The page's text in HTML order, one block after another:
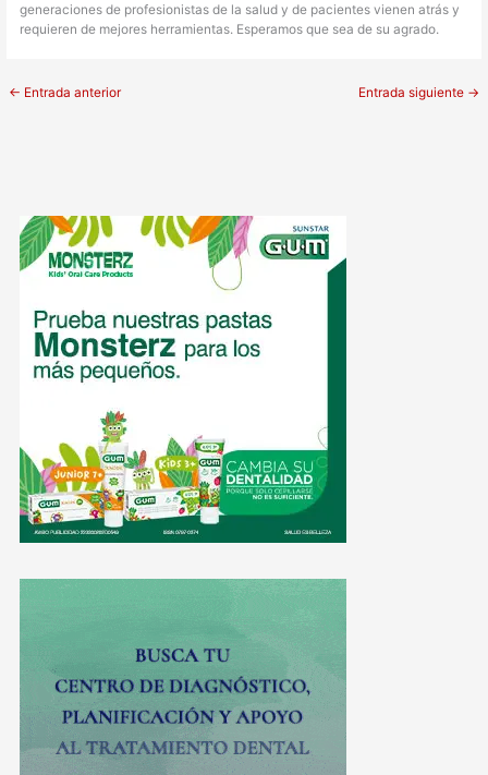
generaciones de profesionistas de la salud y de pacientes vienen atrás y
requieren de mejores herramientas. Esperamos que sea de su agrado.
← Entrada anterior Entrada siguiente →